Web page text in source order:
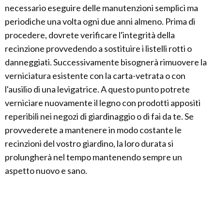
necessario eseguire delle manutenzioni semplici ma
periodiche una volta ogni due anni almeno. Prima di
procedere, dovrete verificare l'integrità della
recinzione provvedendo a sostituire i listelli rotti o
danneggiati. Successivamente bisognerà rimuovere la
verniciatura esistente con la carta-vetrata o con
l'ausilio di una levigatrice. A questo punto potrete
verniciare nuovamente il legno con prodotti appositi
reperibili nei negozi di giardinaggio o di fai da te. Se
provvederete a mantenere in modo costante le
recinzioni del vostro giardino, la loro durata si
prolungherà nel tempo mantenendo sempre un
aspetto nuovo e sano.